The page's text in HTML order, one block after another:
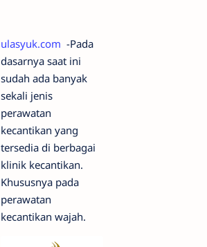
ulasyuk.com -Pada
dasarnya saat ini
sudah ada banyak
sekali jenis
perawatan
kecantikan yang
tersedia di berbagai
klinik kecantikan.
Khususnya pada
perawatan
kecantikan wajah.